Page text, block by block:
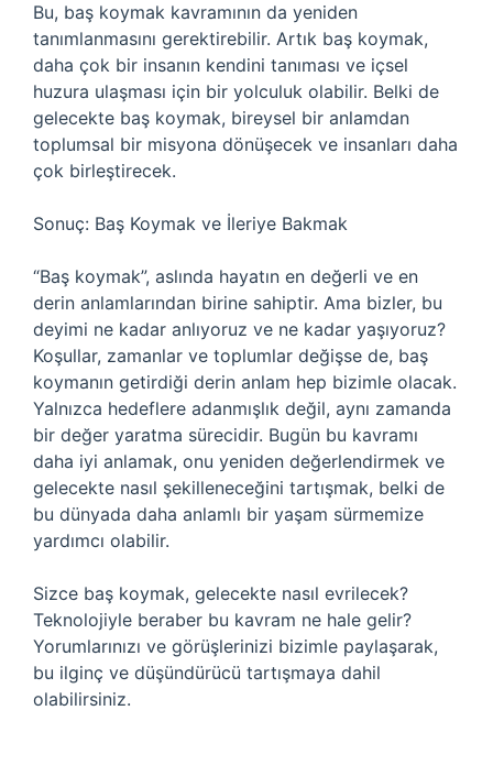
Bu, baş koymak kavramının da yeniden
tanımlanmasını gerektirebilir. Artık baş koymak,
daha çok bir insanın kendini tanıması ve içsel
huzura ulaşması için bir yolculuk olabilir. Belki de
gelecekte baş koymak, bireysel bir anlamdan
toplumsal bir misyona dönüşecek ve insanları daha
çok birleştirecek.
Sonuç: Baş Koymak ve İleriye Bakmak
“Baş koymak”, aslında hayatın en değerli ve en
derin anlamlarından birine sahiptir. Ama bizler, bu
deyimi ne kadar anlıyoruz ve ne kadar yaşıyoruz?
Koşullar, zamanlar ve toplumlar değişse de, baş
koymanın getirdiği derin anlam hep bizimle olacak.
Yalnızca hedeflere adanmışlık değil, aynı zamanda
bir değer yaratma sürecidir. Bugün bu kavramı
daha iyi anlamak, onu yeniden değerlendirmek ve
gelecekte nasıl şekilleneceğini tartışmak, belki de
bu dünyada daha anlamlı bir yaşam sürmemize
yardımcı olabilir.
Sizce baş koymak, gelecekte nasıl evrilecek?
Teknolojiyle beraber bu kavram ne hale gelir?
Yorumlarınızı ve görüşlerinizi bizimle paylaşarak,
bu ilginç ve düşündürücü tartışmaya dahil
olabilirsiniz.